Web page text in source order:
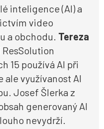
inteligence (AI) a
video
a obchodu. Tereza
15 používá AI při
ale využívanost AI
Josef Šlerka z
generovaný AI
nevydrží.